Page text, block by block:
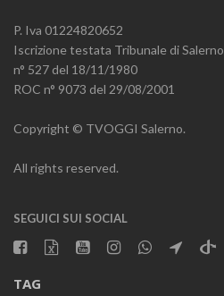
P. Iva 01224820652
Iscrizione testata Tribunale di Salerno
n° 527 del 18/11/1980
ROC n° 9073 del 29/08/2001
Copyright © TVOGGI Salerno.
All rights reserved.
SEGUICI SUI SOCIAL
TAG